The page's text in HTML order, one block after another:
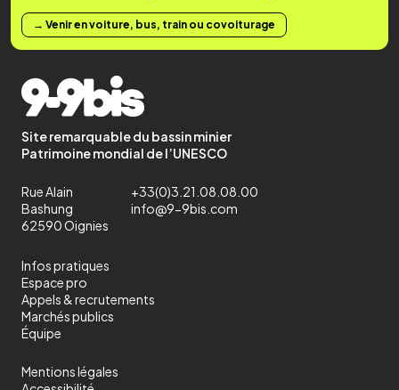
→ Venir en voiture, bus, train ou covoiturage
Site remarquable du bassin minier
Patrimoine mondial de l’UNESCO
Rue Alain
Bashung
62590 Oignies
+33(0)3.21.08.08.00
info@9-9bis.com
Infos pratiques
Espace pro
Appels & recrutements
Marchés publics
Équipe
Mentions légales